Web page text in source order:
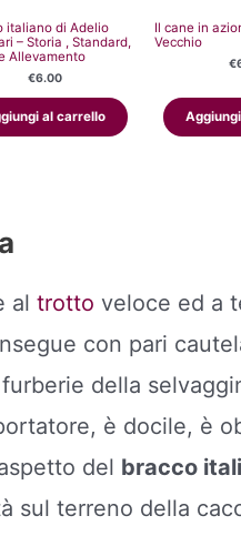
italiano di Adelio
– Storia , Standard,
Allevamento
€6.00
al carrello
Il cane in
Vecchio
€
altrotto veloce ed a
con pari
della
è docile, è
del bracco
sul terreno della